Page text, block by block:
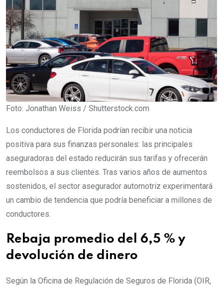
Foto: Jonathan Weiss / Shutterstock.com
Los conductores de Florida podrían recibir una noticia
positiva para sus finanzas personales: las principales
aseguradoras del estado reducirán sus tarifas y ofrecerán
reembolsos a sus clientes. Tras varios años de aumentos
sostenidos, el sector asegurador automotriz experimentará
un cambio de tendencia que podría beneficiar a millones de
conductores.
Rebaja promedio del 6,5 % y
devolución de dinero
Según la Oficina de Regulación de Seguros de Florida (OIR,